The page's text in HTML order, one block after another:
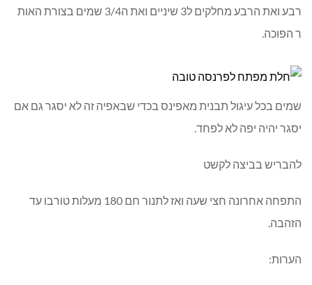
רבע ואת הרבע מחלקים ל3 שיניים ואת ה3/4 שמים בצורת האות
ר הפוכה.
שמים בכל עיגול תבנית מאפינס בכדי שבאפיה זה לא יסגר גם אם
יסגר יהיה יפה לא לפחד.
להבריש בביצה לקשט
התפחה אחרונה חצי שעה ואז לתנור חם 180 מעלות טורבו עד
הזהבה.
הערות: